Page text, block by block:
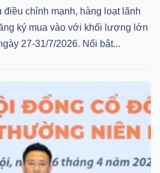
chỉnh mạnh, hàng loạt lãnh
ký mua vào với khối lượng lớn
27-31/7/2026. Nổi bật...